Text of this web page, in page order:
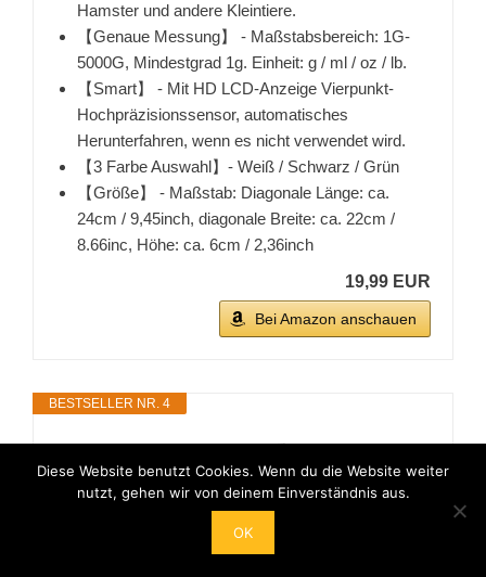
Hamster und andere Kleintiere.
【Genaue Messung】 - Maßstabsbereich: 1G-
5000G, Mindestgrad 1g. Einheit: g / ml / oz / lb.
【Smart】 - Mit HD LCD-Anzeige Vierpunkt-
Hochpräzisionssensor, automatisches
Herunterfahren, wenn es nicht verwendet wird.
【3 Farbe Auswahl】- Weiß / Schwarz / Grün
【Größe】 - Maßstab: Diagonale Länge: ca.
24cm / 9,45inch, diagonale Breite: ca. 22cm /
8.66inc, Höhe: ca. 6cm / 2,36inch
19,99 EUR
Bei Amazon anschauen
BESTSELLER NR. 4
Diese Website benutzt Cookies. Wenn du die Website weiter
nutzt, gehen wir von deinem Einverständnis aus.
OK